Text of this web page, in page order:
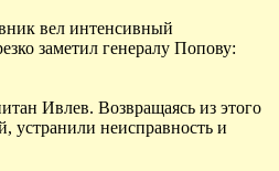
вел интенсивный
заметил генералу Попову:
Ивлев. Возвращаясь из этого
устранили неисправность и